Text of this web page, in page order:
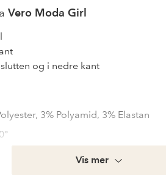
Vero Moda Girl
og i nedre kant
3% Polyamid, 3% Elastan
Vis mer